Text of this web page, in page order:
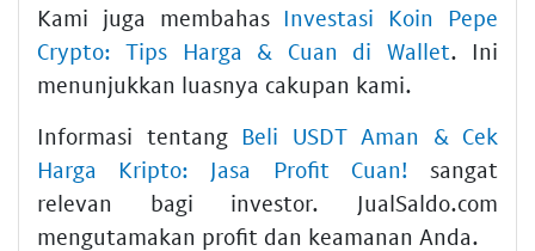
Kami juga membahas Investasi Koin Pepe
Crypto: Tips Harga & Cuan di Wallet. Ini
menunjukkan luasnya cakupan kami.
Informasi tentang Beli USDT Aman & Cek
Harga Kripto: Jasa Profit Cuan! sangat
relevan bagi investor. JualSaldo.com
mengutamakan profit dan keamanan Anda.